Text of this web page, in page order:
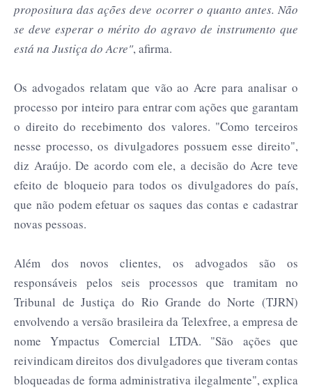
propositura das ações deve ocorrer o quanto antes. Não
se deve esperar o mérito do agravo de instrumento que
está na Justiça do Acre", afirma.
Os advogados relatam que vão ao Acre para analisar o
processo por inteiro para entrar com ações que garantam
o direito do recebimento dos valores. "Como terceiros
nesse processo, os divulgadores possuem esse direito",
diz Araújo. De acordo com ele, a decisão do Acre teve
efeito de bloqueio para todos os divulgadores do país,
que não podem efetuar os saques das contas e cadastrar
novas pessoas.
Além dos novos clientes, os advogados são os
responsáveis pelos seis processos que tramitam no
Tribunal de Justiça do Rio Grande do Norte (TJRN)
envolvendo a versão brasileira da Telexfree, a empresa de
nome Ympactus Comercial LTDA. "São ações que
reivindicam direitos dos divulgadores que tiveram contas
bloqueadas de forma administrativa ilegalmente", explica